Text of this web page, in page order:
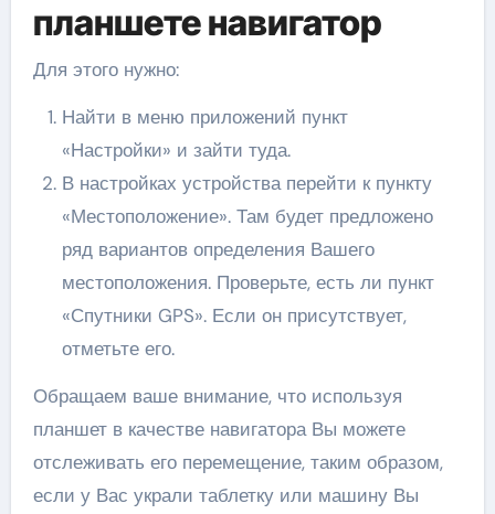
планшете навигатор
Для этого нужно:
Найти в меню приложений пункт
«Настройки» и зайти туда.
В настройках устройства перейти к пункту
«Местоположение». Там будет предложено
ряд вариантов определения Вашего
местоположения. Проверьте, есть ли пункт
«Спутники GPS». Если он присутствует,
отметьте его.
Обращаем ваше внимание, что используя
планшет в качестве навигатора Вы можете
отслеживать его перемещение, таким образом,
если у Вас украли таблетку или машину Вы